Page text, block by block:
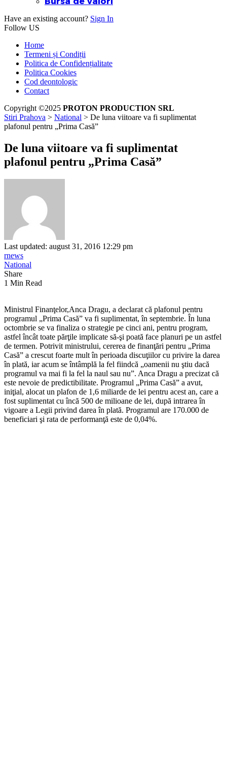
Have an existing account? Sign In
Follow US
Home
Termeni și Condiții
Politica de Confidențialitate
Politica Cookies
Cod deontologic
Contact
Copyright ©2025 PROTON PRODUCTION SRL
Stiri Prahova > National > De luna viitoare va fi suplimentat
plafonul pentru „Prima Casă”
De luna viitoare va fi suplimentat
plafonul pentru „Prima Casă”
Last updated: august 31, 2016 12:29 pm
rnews
National
Share
1 Min Read
Ministrul Finanţelor,Anca Dragu, a declarat că plafonul pentru
programul „Prima Casă” va fi suplimentat, în septembrie. În luna
octombrie se va finaliza o strategie pe cinci ani, pentru program,
astfel încât toate părţile implicate să-şi poată face planuri pe un astfel
de termen. Potrivit ministrului, cererea de finanţări pentru „Prima
Casă” a crescut foarte mult în perioada discuţiilor cu privire la darea
în plată, iar acum se întâmplă la fel fiindcă „oamenii nu ştiu dacă
programul va mai fi la fel la naul sau nu”. Anca Dragu a precizat că
este nevoie de predictibilitate. Programul „Prima Casă” a avut,
iniţial, alocat un plafon de 1,6 miliarde de lei pentru acest an, care a
fost suplimentat cu încă 500 de milioane de lei, după intrarea în
vigoare a Legii privind darea în plată. Programul are 170.000 de
beneficiari şi rata de performanţă este de 0,04%.